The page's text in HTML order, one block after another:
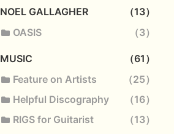
NOEL GALLAGHER
13
OASIS
3
MUSIC
61
Feature on Artists
25
Helpful Discography
16
RIGS for Guitarist
13